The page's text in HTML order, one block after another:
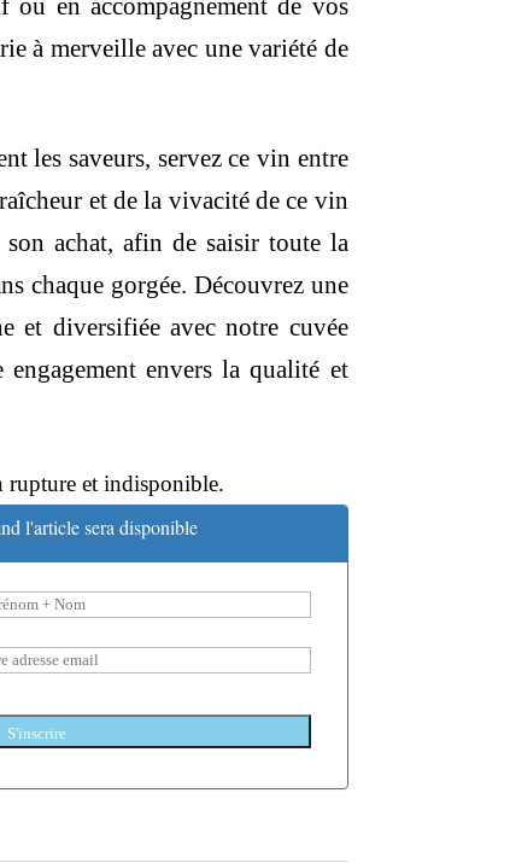
ou en accompagnement de vos
à merveille avec une variété de
les saveurs, servez ce vin entre
et de la vivacité de ce vin
achat, afin de saisir toute la
chaque gorgée. Découvrez une
et diversifiée avec notre cuvée
envers la qualité et
rupture et indisponible.
l'article sera disponible
S'inscrire